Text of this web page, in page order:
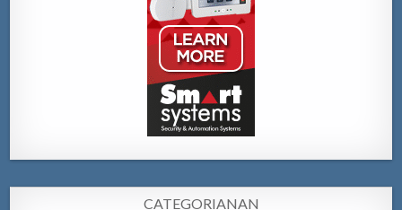
CATEGORIANAN